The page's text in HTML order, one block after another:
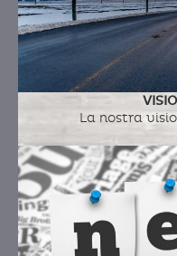
La nostra